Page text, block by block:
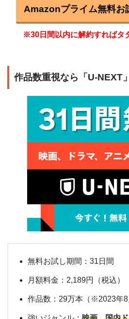
Amazonプライム無料お
※30日間以内に解約すればタ
作品数重視なら「U-NEXT」
無料お試し期間：31日間
月額料金：2,189円（税込）
作品数：29万本（※2023年8